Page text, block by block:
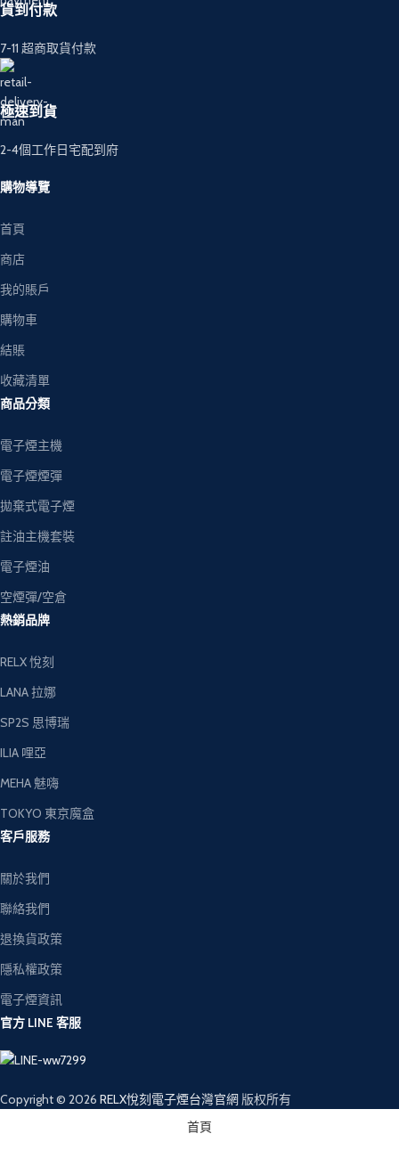
貨到付款
7-11 超商取貨付款
極速到貨
2-4個工作日宅配到府
購物導覽
首頁
商店
我的賬戶
購物車
結賬
收藏清單
商品分類
電子煙主機
電子煙煙彈
拋棄式電子煙
註油主機套裝
電子煙油
空煙彈/空倉
熱銷品牌
RELX 悅刻
LANA 拉娜
SP2S 思博瑞
ILIA 哩亞
MEHA 魅嗨
TOKYO 東京魔盒
客戶服務
關於我們
聯絡我們
退換貨政策
隱私權政策
電子煙資訊
官方 LINE 客服
Copyright © 2026 RELX悅刻電子煙台灣官網 版权所有
首頁